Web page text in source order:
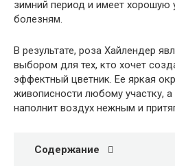
зимний период и имеет хорошую
болезням.
В результате, роза Хайлендер
выбором для тех, кто хочет
эффектный цветник. Ее яркая
живописности любому участку, а
наполнит воздух нежным и
Содержание